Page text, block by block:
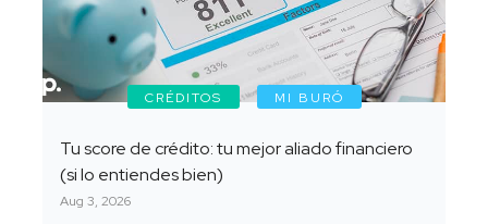
CRÉDITOS MI BURÓ
Tu score de crédito: tu mejor aliado financiero
(si lo entiendes bien)
Aug 3, 2026